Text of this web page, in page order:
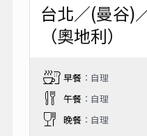
台北／(曼谷)
（奧地利）
早餐：自理
午餐：自理
晚餐：自理